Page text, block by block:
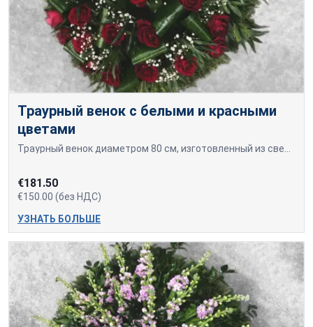
Траурный венок с белыми и красными
цветами
€181.50
€150.00 (без НДС)
УЗНАТЬ БОЛЬШЕ